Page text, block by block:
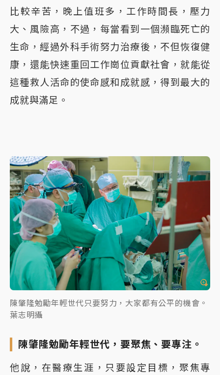
比較辛苦，晚上值班多，工作時間長，壓力
大、風險高，不過，每當看到一個瀕臨死亡的
生命，經過外科手術努力治療後，不但恢復健
康，還能快速重回工作崗位貢獻社會，就能從
這種救人活命的使命感和成就感，得到最大的
成就與滿足。
陳肇隆勉勵年輕世代只要努力，大家都有公平的機會。
葉志明攝
陳肇隆勉勵年輕世代，要聚焦、要專注。
他說，在醫療生涯，只要設定目標，聚焦專